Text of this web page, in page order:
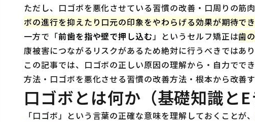
ただし、口ゴボを悪化させている習慣の改善・口周りの
ボの進行を抑えたり口元の印象をやわらげる効果が期待で
一方で「前歯を指や壁で押し込む」というセルフ矯正は歯
康被害につながるリスクがあるため絶対に行うべきではあり
この記事では、口ゴボの正しい原因の理解から・自力でで
方法・口ゴボを悪化させる習慣の改善方法・根本から改善
口ゴボとは何か（基礎知識とE
「口ゴボ」という言葉の正確な意味を理解しておくことが、